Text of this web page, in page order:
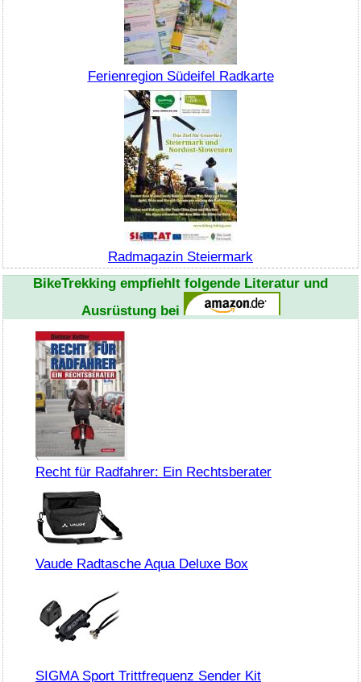
Ferienregion Südeifel Radkarte
Radmagazin Steiermark
BikeTrekking empfiehlt folgende Literatur und
Ausrüstung bei
Recht für Radfahrer: Ein Rechtsberater
Vaude Radtasche Aqua Deluxe Box
SIGMA Sport Trittfrequenz Sender Kit